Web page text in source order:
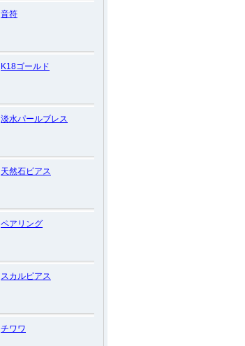
音符
K18ゴールド
淡水パールブレス
天然石ピアス
ペアリング
スカルピアス
チワワ